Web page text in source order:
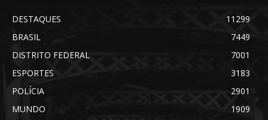
DESTAQUES
11299
BRASIL
7449
DISTRITO FEDERAL
7001
ESPORTES
3183
POLÍCIA
2901
MUNDO
1909